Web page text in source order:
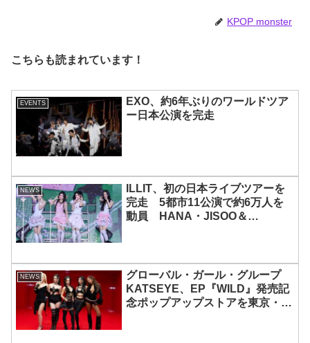
いわれるその魅力をチェックKPOP monster
こちらも読まれています！
EVENTS
EXO、約6年ぶりのワールドツア
ー日本公演を完走
NEWS
ILLIT、初の日本ライブツアーを
完走 5都市11公演で約6万人を
動員 HANA・JISOO＆
NEWS
グローバル・ガール・グループ
KATSEYE、EP『WILD』発売記
念ポップアップストアを東京・原